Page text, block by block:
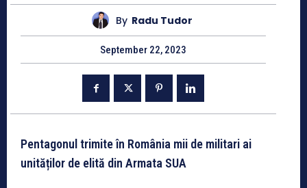
By Radu Tudor
September 22, 2023
Pentagonul trimite în România mii de militari ai
unităților de elită din Armata SUA